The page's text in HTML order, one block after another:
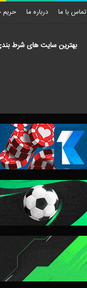
تماس با ما درباره ما
بهترین سایت های شرط